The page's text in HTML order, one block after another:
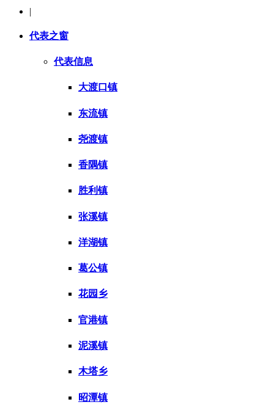
|
代表之窗
代表信息
大渡口镇
东流镇
尧渡镇
香隅镇
胜利镇
张溪镇
洋湖镇
葛公镇
花园乡
官港镇
泥溪镇
木塔乡
昭潭镇